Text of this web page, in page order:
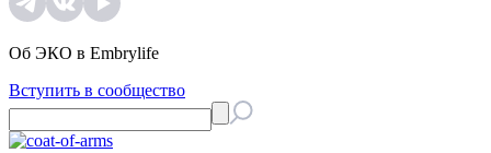
Об ЭКО в Embrylife
Вступить в сообщество